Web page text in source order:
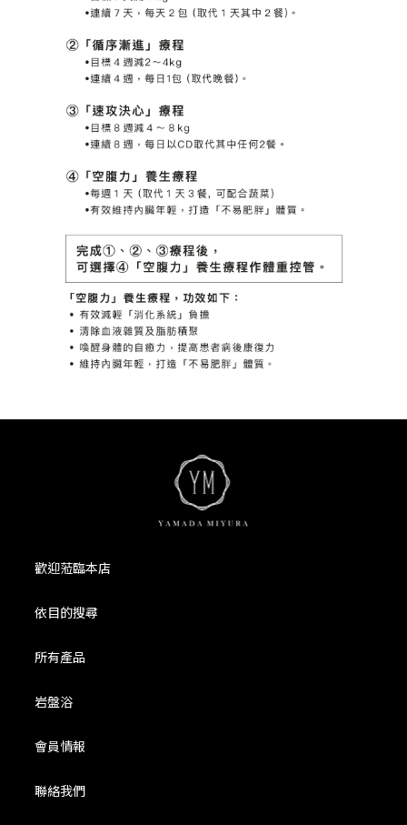
歡迎蒞臨本店
依目的搜尋
所有產品
岩盤浴
會員情報
聯絡我們